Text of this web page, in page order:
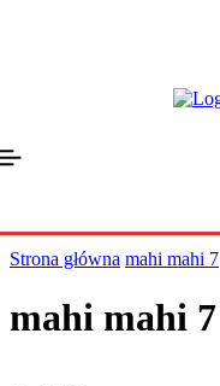
Strona główna mahi mahi 7
mahi mahi 7